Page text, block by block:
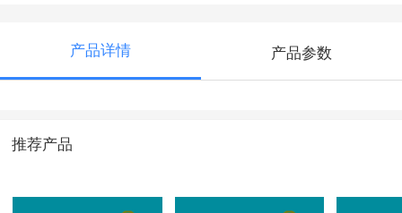
产品详情 产品参数
推荐产品